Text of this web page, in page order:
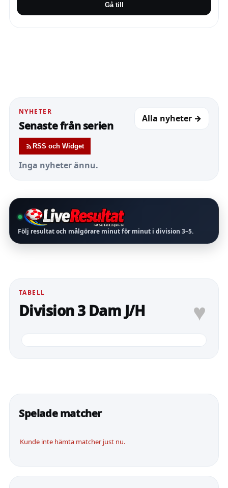
Gå till
NYHETER
Senaste från serien
RSS och Widget
Alla nyheter →
Inga nyheter ännu.
Följ resultat och målgörare minut för minut i division 3–5.
TABELL
Division 3 Dam J/H ♥
Spelade matcher
Kunde inte hämta matcher just nu.